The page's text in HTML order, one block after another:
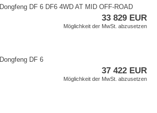
Dongfeng DF 6 DF6 4WD AT MID OFF​-ROAD
33 829 EUR
Möglichkeit der MwSt. abzusetzen
Dongfeng DF 6
37 422 EUR
Möglichkeit der MwSt. abzusetzen